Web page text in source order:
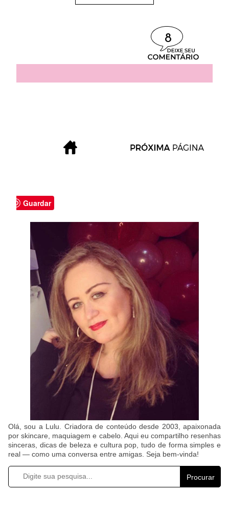
8
Guardar
Olá, sou a Lulu. Criadora de conteúdo desde 2003, apaixonada
por skincare, maquiagem e cabelo. Aqui eu compartilho resenhas
sinceras, dicas de beleza e cultura pop, tudo de forma simples e
real — como uma conversa entre amigas. Seja bem-vinda!
Procurar